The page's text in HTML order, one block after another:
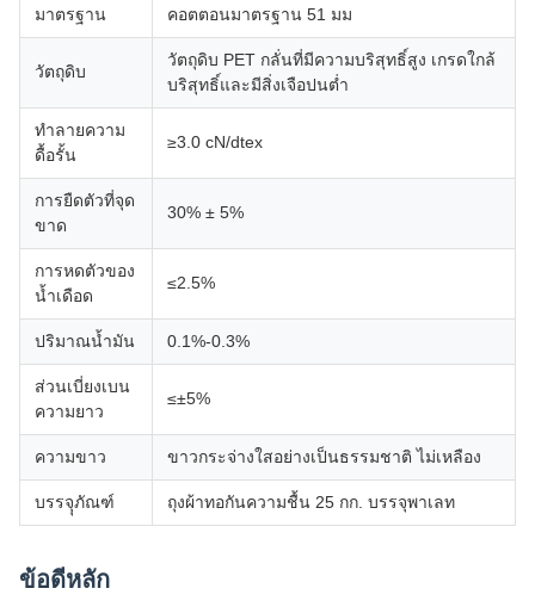
มาตรฐาน
คอตตอนมาตรฐาน 51 มม
วัตถุดิบ
วัตถุดิบ PET กลั่นที่มีความบริสุทธิ์สูง เกรดใกล้
บริสุทธิ์และมีสิ่งเจือปนต่ำ
ทำลายความ
ดื้อรั้น
≥3.0 cN/dtex
การยืดตัวที่จุด
ขาด
30% ± 5%
การหดตัวของ
น้ำเดือด
≤2.5%
ปริมาณน้ำมัน 0.1%-0.3%
ส่วนเบี่ยงเบน
ความยาว
≤±5%
ความขาว ขาวกระจ่างใสอย่างเป็นธรรมชาติ ไม่เหลือง
บรรจุุภัณฑ์ ถุงผ้าทอกันความชื้น 25 กก. บรรจุพาเลท
ข้อดีหลัก